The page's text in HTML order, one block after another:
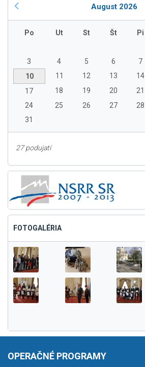
August 2026
Po Ut St Št Pi
3
4 5 6 7
10
11 12 13 14
17
18 19 20 21
24
25 26 27 28
31
27 podujatí
FOTOGALÉRIA
OPERAČNÉ PROGRAMY